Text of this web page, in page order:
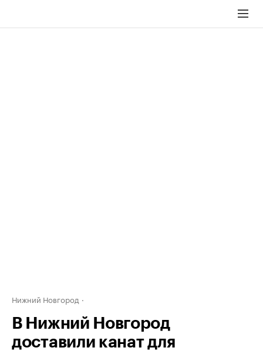
Нижний Новгород
В Нижний Новгород
доставили канат для